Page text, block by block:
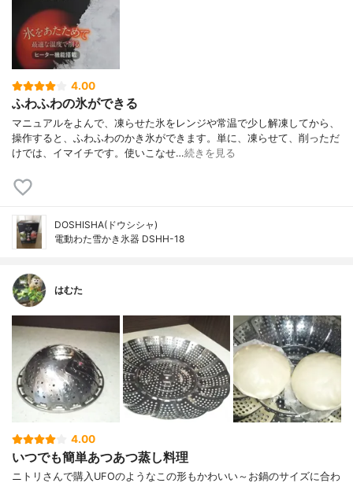
4.00
ふわふわの氷ができる
マニュアルをよんで、凍らせた氷をレンジや常温で少し解凍してから、
操作すると、ふわふわのかき氷ができます。単に、凍らせて、削っただ
けでは、イマイチです。使いこなせ…続きを見る
DOSHISHA(ドウシシャ)
電動わた雪かき氷器 DSHH-18
はむた
4.00
いつでも簡単あつあつ蒸し料理
ニトリさんで購入UFOのようなこの形もかわいい～お鍋のサイズに合わ